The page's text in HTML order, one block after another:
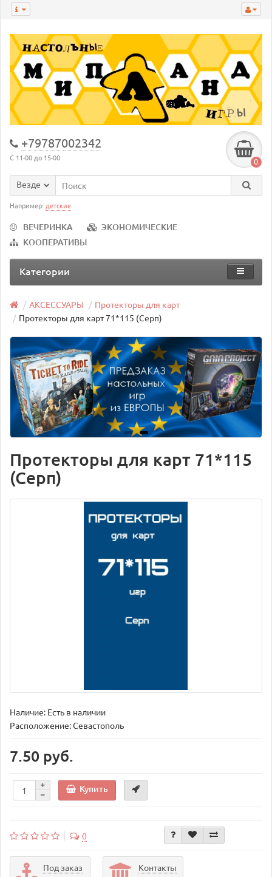
+79787002342
С 11-00 до 15-00 0
Везде
Например: детские
ВЕЧЕРИНКА
ЭКОНОМИЧЕСКИЕ
КООПЕРАТИВЫ
Категории
АКСЕССУАРЫ
Протекторы для карт
Протекторы для карт 71*115 (Серп)
Протекторы для карт 71*115
(Серп)
Наличие: Есть в наличии
Расположение: Севастополь
7.50 руб.
Купить
0
Под заказ Контакты